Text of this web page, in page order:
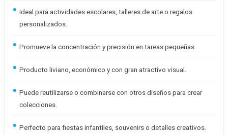
Ideal para actividades escolares, talleres de arte o regalos
personalizados.
Promueve la concentración y precisión en tareas pequeñas.
Producto liviano, económico y con gran atractivo visual.
Puede reutilizarse o combinarse con otros diseños para crear
colecciones.
Perfecto para fiestas infantiles, souvenirs o detalles creativos.